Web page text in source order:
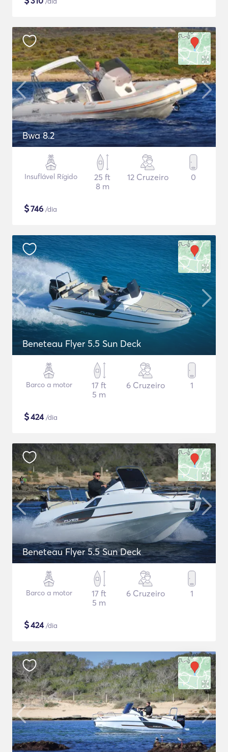
Bwa 8.2
Insuflável Rígido
25 ft
8 m
12 Cruzeiro 0
$746 /dia
Beneteau Flyer 5.5 Sun Deck
Barco a motor
17 ft
5 m
6 Cruzeiro 1
$424/dia
Beneteau Flyer 5.5 Sun Deck
Barco a motor
17 ft
5 m
6 Cruzeiro 1
$424/dia